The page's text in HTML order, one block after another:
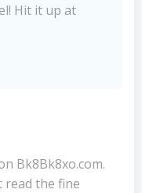
Hit it up at
Bk8Bk8xo.com.
read the fine